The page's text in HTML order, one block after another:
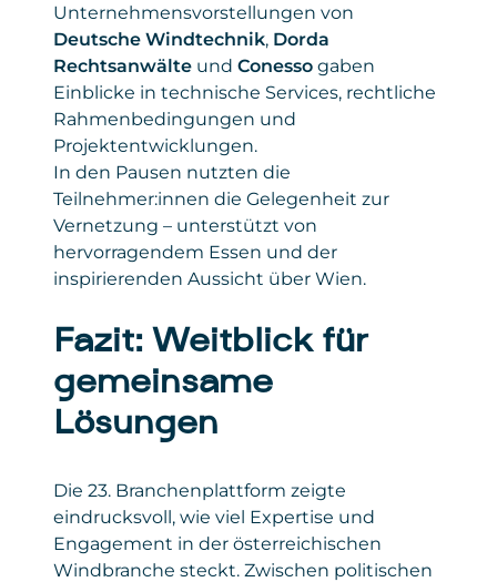
Unternehmensvorstellungen von
Deutsche Windtechnik, Dorda
Rechtsanwälte und Conesso gaben
Einblicke in technische Services, rechtliche
Rahmenbedingungen und
Projektentwicklungen.
In den Pausen nutzten die
Teilnehmer:innen die Gelegenheit zur
Vernetzung – unterstützt von
hervorragendem Essen und der
inspirierenden Aussicht über Wien.
Fazit: Weitblick für
gemeinsame
Lösungen
Die 23. Branchenplattform zeigte
eindrucksvoll, wie viel Expertise und
Engagement in der österreichischen
Windbranche steckt. Zwischen politischen